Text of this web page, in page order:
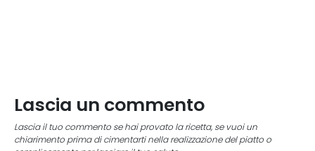
Lascia un commento
Lascia il tuo commento se hai provato la ricetta, se vuoi un
chiarimento prima di cimentarti nella realizzazione del piatto o